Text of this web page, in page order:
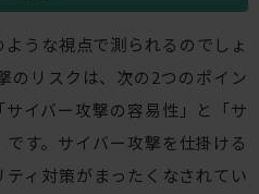
うな視点で測られるのでしょ
のリスクは、次の2つのポイン
イバー攻撃の容易性」と「サ
す。サイバー攻撃を仕掛ける
ィ対策がまったくなされてい